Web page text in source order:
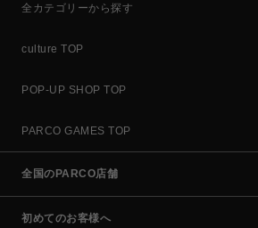
全カテゴリーから探す
culture TOP
POP-UP SHOP TOP
PARCO GAMES TOP
全国のPARCO店舗
初めてのお客様へ